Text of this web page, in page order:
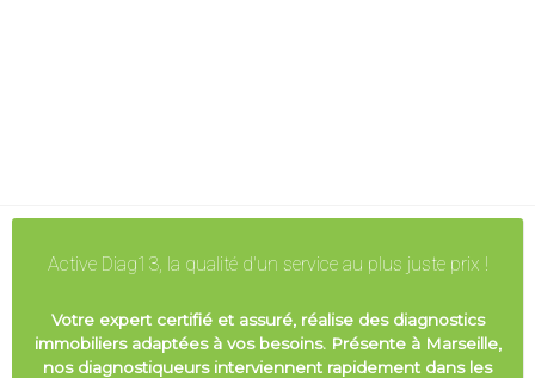
Active Diag13, la qualité d'un service au plus juste prix !
Votre expert certifié et assuré, réalise des diagnostics
immobiliers adaptées à vos besoins. Présente à Marseille,
nos diagnostiqueurs interviennent rapidement dans les